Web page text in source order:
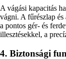
A vágási kapacitás
vágni. A fűrészlap
a pontos gér- és
illesztésekkel, a
4. Biztonsági